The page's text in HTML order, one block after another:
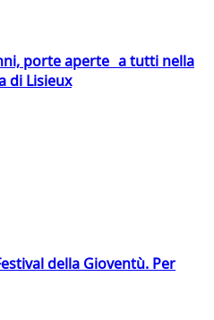
porte aperte a tutti nella
di Lisieux
della Gioventù. Per